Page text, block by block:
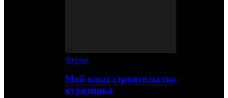
Ферма
Мой опыт строительства
курятника